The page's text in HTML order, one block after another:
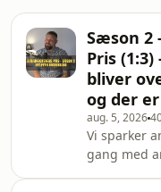
Sæson 2
Pris
bliver
og der
aug. 5, 2026
Vi sparker
gang med